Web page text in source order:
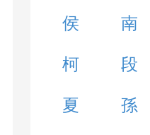
侯 南
柯 段
夏 孫